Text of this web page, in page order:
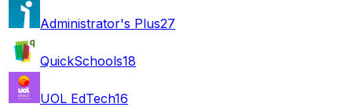
Administrator's Plus27
QuickSchools18
UOL EdTech16